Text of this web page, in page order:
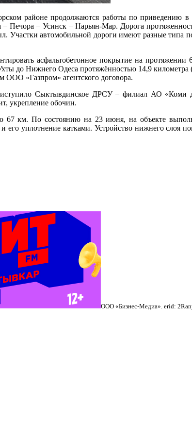
районе продолжаются работы по приведению в
Печора – Усинск – Нарьян-Мар. Дорога
автомобильной дороги имеют разные типа
асфальтобетонное покрытие на
до Нижнего Одеса протяжённостью 14,9
ООО «Газпром» агентского договора.
Сыктывдинское ДРСУ – филиал АО «Коми
укрепление обочин.
67 км. По состоянию на 23 июня, на объекте
уплотнение катками. Устройство нижнего слоя
ООО «Бизнес-Медиа». erid: